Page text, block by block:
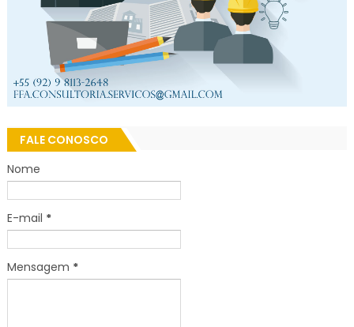
FALE CONOSCO
Nome
E-mail *
Mensagem *